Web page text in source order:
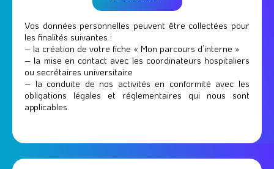
Vos données personnelles peuvent être collectées pour
les finalités suivantes :
– la création de votre fiche « Mon parcours d’interne »
– la mise en contact avec les coordinateurs hospitaliers
ou secrétaires universitaire
– la conduite de nos activités en conformité avec les
obligations légales et réglementaires qui nous sont
applicables.